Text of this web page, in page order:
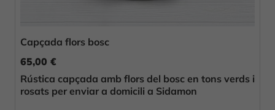
Capçada flors bosc
65,00 €
Rústica capçada amb flors del bosc en tons verds i
rosats per enviar a domicili a Sidamon